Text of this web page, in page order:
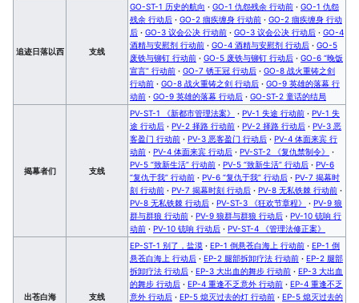
追迹日落以西 支线
GO-ST-1 历史的航向 · GO-1 仇怨残余 行动前 · GO-1 仇怨
残余 行动后 · GO-2 痼疾缠身 行动前 · GO-2 痼疾缠身 行动
后 · GO-3 议会公决 行动前 · GO-3 议会公决 行动后 · GO-4
酒精与安慰剂 行动前 · GO-4 酒精与安慰剂 行动后 · GO-5
废铁与铆钉 行动前 · GO-5 废铁与铆钉 行动后 · GO-6 “晚饭
宣言” 行动前 · GO-7 锈王冠 行动后 · GO-8 战火重铸之剑
行动前 · GO-8 战火重铸之剑 行动后 · GO-9 英雄的落幕 行
动前 · GO-9 英雄的落幕 行动后 · GO-ST-2 童话的结局
揭幕者们 支线
PV-ST-1 《新都市管理法案》 · PV-1 失途 行动前 · PV-1 失
途 行动后 · PV-2 择路 行动前 · PV-2 择路 行动后 · PV-3 恶
客盈门 行动前 · PV-3 恶客盈门 行动后 · PV-4 体面来宾 行
动前 · PV-4 体面来宾 行动后 · PV-ST-2 《复仇禁制令》
·
PV-5 “致新生活” 行动前 · PV-5 “致新生活” 行动后 · PV-6
“复仇于我” 行动前 · PV-6 “复仇于我” 行动后 · PV-7 揭幕时
刻 行动前 · PV-7 揭幕时刻 行动后 · PV-8 无私铁棘 行动前 ·
PV-8 无私铁棘 行动后 · PV-ST-3 《狂欢节章程》 · PV-9 狼
群与群狼 行动前 · PV-9 狼群与群狼 行动后 · PV-10 铳响 行
动前 · PV-10 铳响 行动后 · PV-ST-4 《管理法修正案》
出苍白海 支线
EP-ST-1 别了，盐漠 · EP-1 倒悬苍白海上 行动前 · EP-1 倒
悬苍白海上 行动后 · EP-2 腿部拆卸疗法 行动前 · EP-2 腿部
拆卸疗法 行动后 · EP-3 大出血的舞步 行动前 · EP-3 大出血
的舞步 行动后 · EP-4 重逢不乏意外 行动前 · EP-4 重逢不乏
意外 行动后 · EP-5 熄灭过去的灯 行动前 · EP-5 熄灭过去的